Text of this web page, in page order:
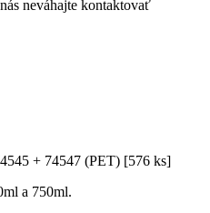
+ 74547 (PET) [576 ks]
a 750ml.